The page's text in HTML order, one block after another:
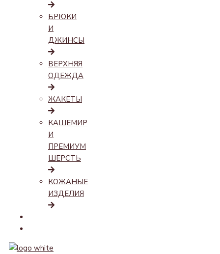
БРЮКИ
И
ДЖИНСЫ
ВЕРХНЯЯ
ОДЕЖДА
ЖАКЕТЫ
КАШЕМИР
И
ПРЕМИУМ
ШЕРСТЬ
КОЖАНЫЕ
ИЗДЕЛИЯ